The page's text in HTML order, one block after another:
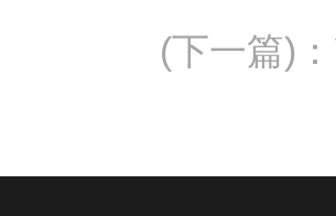
(下一篇) ：